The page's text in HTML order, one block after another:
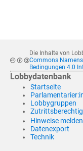
Die Inhalte von
Commons
Bedingungen 4.0
Lobbydatenbank
Startseite
Lobbygruppen
Hinweise melden
Datenexport
Technik